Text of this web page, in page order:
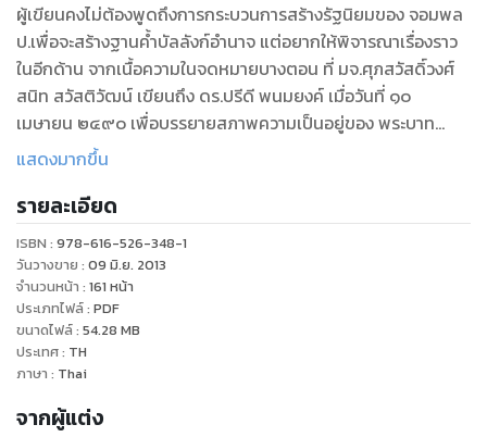
ผู้เขียนคงไม่ต้องพูดถึงการกระบวนการสร้างรัฐนิยมของ จอมพล
ป.เพื่อจะสร้างฐานค้ำบัลลังก์อำนาจ แต่อยากให้พิจารณาเรื่องราว
ในอีกด้าน จากเนื้อความในจดหมายบางตอน ที่ มจ.ศุภสวัสดิ์วงศ์
สนิท สวัสติวัฒน์ เขียนถึง ดร.ปรีดี พนมยงค์ เมื่อวันที่ ๑๐
เมษายน ๒๔๙๐ เพื่อบรรยายสภาพความเป็นอยู่ของ พระบาท
สมเด็จพระเจ้าอยู่หัวฯ ที่สวิตเซอร์แลนด์ ซึ่งใช้คำว่า “ลอยเคว้ง
“...ผมสังเกตเห็นว่า ฐานะการอยู่กินของท่านนั้นฝืดเคืองมาก และ
ไม่สมควรกับพระเกียรติยศของผู้ที่เป็นประมุขของชาติเลย แต่ครั้ง
ก่อนสงครามนั้นรัฐบาลถวายเงินให้ปีละ ๑๐,๐๐๐ ปอนด์(๑ แสน
บาท)มาบัดนี้ถึงแม้รัฐบาลจะได้ถวายมากขึ้นเป็น ๒ แสนบาท... แต่
ราคาค่าแลกเปลี่ยนเงิน ณ บัดนี้ ทำให้ท่านได้รับแต่เพียง ๕,๐๐๐
ปอนด์เท่านั้น นอกจากนี้แล้ว เงินปอนด์ยังตกค่าลงเสียอีกราวครึ่ง
ตัว เลยทำให้ท่านได้รับแท้ๆ แต่เพียง ๒,๕๐๐ ปอนด์เท่านั้น คิดใน
Loneliestman ทีเดียว กล่าวคือ เพื่อนจริงๆ สักคนก็ไม่มี จะมี
แสดงมากขึ้น
รายละเอียด
ISBN : 978-616-526-348-1
วันวางขาย : 09 มิ.ย. 2013
จำนวนหน้า : 161 หน้า
ประเภทไฟล์: PDF
ขนาดไฟล์: 54.28 MB
ประเทศ: TH
ภาษา : Thai
จากผู้แต่ง